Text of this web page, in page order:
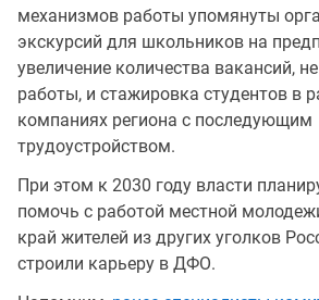
механизмов работы упомянуты
экскурсий для школьников на
увеличение количества вакансий,
работы, и стажировка студентов в
компаниях региона с последующим
трудоустройством.
При этом к 2030 году власти
помочь с работой местной
край жителей из других уголков
строили карьеру в ДФО.